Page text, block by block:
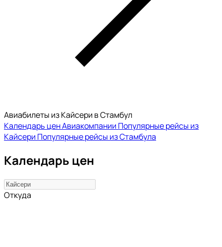
Авиабилеты из Кайсери в Стамбул
Календарь ценАвиакомпании Популярные рейсы из
Кайсери Популярные рейсы из Стамбула
Календарь цен
Откуда